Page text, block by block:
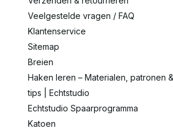
Veelgestelde vragen / FAQ
Klantenservice
Sitemap
Breien
Haken leren – Materialen, patronen &
tips | Echtstudio
Echtstudio Spaarprogramma
Katoen